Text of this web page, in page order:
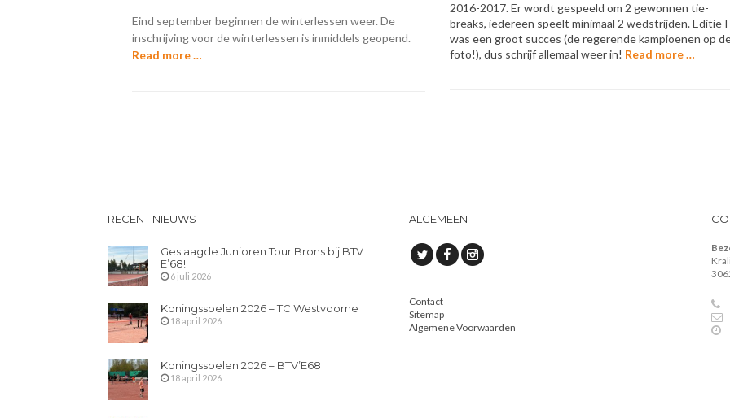
Eind september beginnen de winterlessen weer. De
inschrijving voor de winterlessen is inmiddels geopend.
Read more …
2016-2017. Er wordt gespeeld om 2 gewonnen tie-
breaks, iedereen speelt minimaal 2 wedstrijden. Editie I
was een groot succes (de regerende kampioenen op
foto!), dus schrijf allemaal weer in! Read more …
RECENT NIEUWS
Geslaagde Junioren Tour Brons bij BTV
E’68!
6 juli 2026
Koningsspelen 2026 – TC Westvoorne
18 april 2026
Koningsspelen 2026 – BTV’E68
18 april 2026
ALGEMEEN
Contact
Sitemap
Algemene Voorwaarden